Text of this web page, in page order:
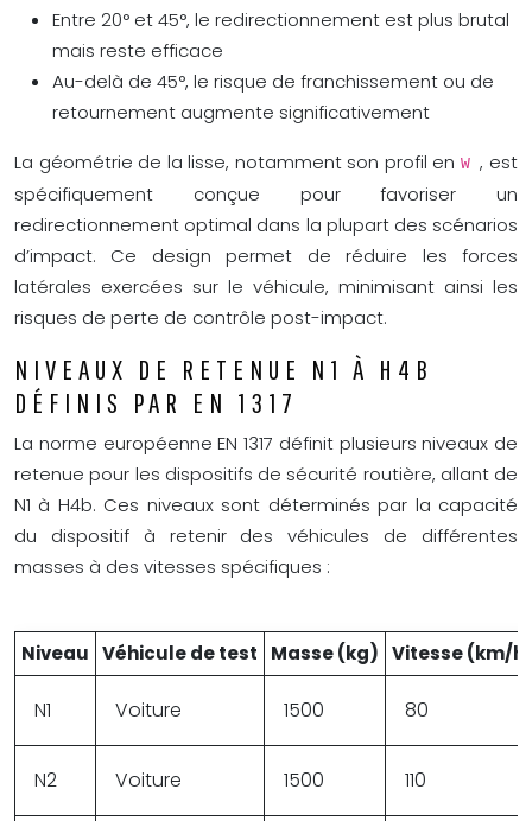
Entre 20° et 45°, le redirectionnement est plus brutal
mais reste efficace
Au-delà de 45°, le risque de franchissement ou de
retournement augmente significativement
La géométrie de la lisse, notamment son profil en W, est
spécifiquement conçue pour favoriser un
redirectionnement optimal dans la plupart des scénarios
d’impact. Ce design permet de réduire les forces
latérales exercées sur le véhicule, minimisant ainsi les
risques de perte de contrôle post-impact.
NIVEAUX DE RETENUE N1 À H4B
DÉFINIS PAR EN 1317
La norme européenne EN 1317 définit plusieurs niveaux de
retenue pour les dispositifs de sécurité routière, allant de
N1 à H4b. Ces niveaux sont déterminés par la capacité
du dispositif à retenir des véhicules de différentes
masses à des vitesses spécifiques :
Niveau Véhicule de test Masse (kg) Vitesse (km/
N1 Voiture 1500 80
N2 Voiture 1500 110